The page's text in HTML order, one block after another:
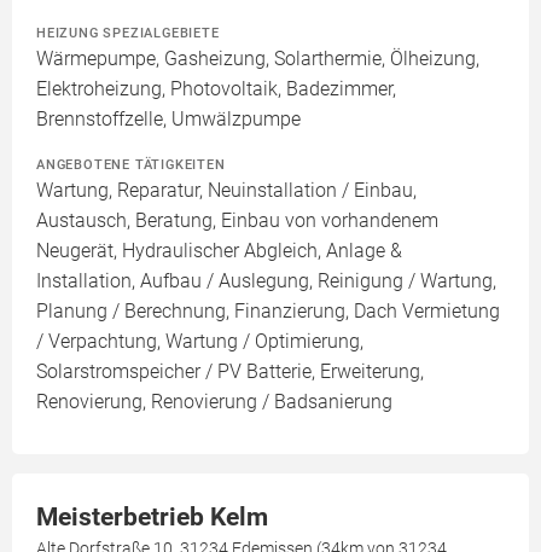
HEIZUNG SPEZIALGEBIETE
Wärmepumpe, Gasheizung, Solarthermie, Ölheizung,
Elektroheizung, Photovoltaik, Badezimmer,
Brennstoffzelle, Umwälzpumpe
ANGEBOTENE TÄTIGKEITEN
Wartung, Reparatur, Neuinstallation / Einbau,
Austausch, Beratung, Einbau von vorhandenem
Neugerät, Hydraulischer Abgleich, Anlage &
Installation, Aufbau / Auslegung, Reinigung / Wartung,
Planung / Berechnung, Finanzierung, Dach Vermietung
/ Verpachtung, Wartung / Optimierung,
Solarstromspeicher / PV Batterie, Erweiterung,
Renovierung, Renovierung / Badsanierung
Meisterbetrieb Kelm